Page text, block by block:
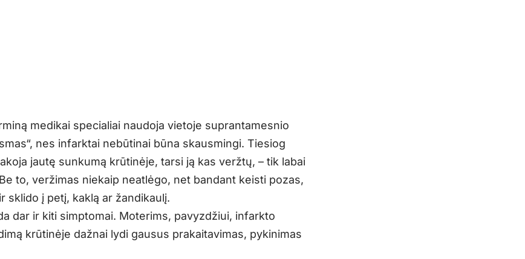
medikai specialiai naudoja vietoje suprantamesnio
nes infarktai nebūtinai būna skausmingi. Tiesiog
jautę sunkumą krūtinėje, tarsi ją kas veržtų, – tik labai
to, veržimas niekaip neatlėgo, net bandant keisti pozas,
sklido į petį, kaklą ar žandikaulį.
dar ir kiti simptomai. Moterims, pavyzdžiui, infarkto
krūtinėje dažnai lydi gausus prakaitavimas, pykinimas